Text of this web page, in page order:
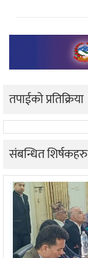
तपाईको प्रतिक्रिया
संबन्धित शिर्षकहरु